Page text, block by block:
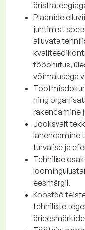
Plaanide
juhtimist
alluvate
tööohutus,
võimalusega
ning
rakendamine
Jooksvalt
lahendamine
turvalise ja
Tehnilise
eesmärgil.
Koostöö
tehniliste